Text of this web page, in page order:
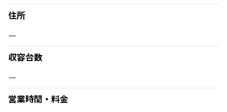
住所
ー
収容台数
ー
営業時間・料金